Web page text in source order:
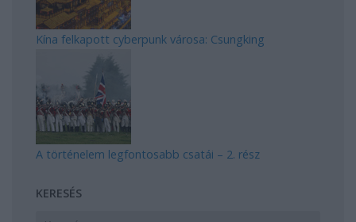
Kína felkapott cyberpunk városa: Csungking
A történelem legfontosabb csatái – 2. rész
KERESÉS